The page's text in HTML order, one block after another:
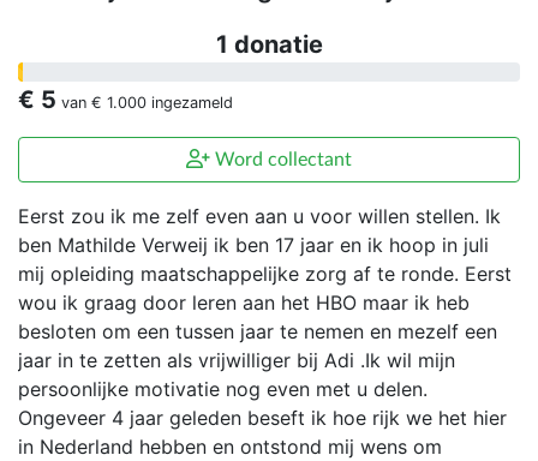
1 donatie
€ 5 van € 1.000 ingezameld
Word collectant
Eerst zou ik me zelf even aan u voor willen stellen. Ik
ben Mathilde Verweij ik ben 17 jaar en ik hoop in juli
mij opleiding maatschappelijke zorg af te ronde. Eerst
wou ik graag door leren aan het HBO maar ik heb
besloten om een tussen jaar te nemen en mezelf een
jaar in te zetten als vrijwilliger bij Adi .Ik wil mijn
persoonlijke motivatie nog even met u delen.
Ongeveer 4 jaar geleden beseft ik hoe rijk we het hier
in Nederland hebben en ontstond mij wens om